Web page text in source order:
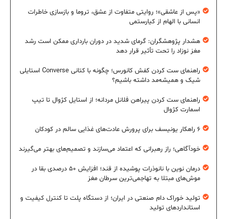
«پس از عاشقی»؛ روایتی متفاوت از عشق، تروما و بازسازی خاطرات
انسانی با الهام از کیارستمی
هشدار پژوهشگران: گرمای شدید در دوران بارداری ممکن است رشد
مغز نوزاد را تحت تأثیر قرار دهد
راهنمای ست کردن کفش کانورس؛ چگونه با کتانی Converse استایلی
شیک و همیشه‌مد داشته باشیم؟
راهنمای ست کردن پیراهن فلانل مردانه؛ از استایل کژوال تا تیپ
اسمارت کژوال
۶ راهکار یونیسف برای پرورش عادت‌های غذایی سالم در کودکان
خودآگاهی؛ راز رهبرانی که اعتماد می‌سازند و تصمیم‌های بهتر می‌گیرند
درمان نوین با نانوذرات پوشیده از قند؛ افزایش ۵۰ درصدی بقا در
موش‌های مبتلا به تهاجمی‌ترین سرطان مغز
تولید خوراک دام صنعتی در ایران؛ از دستگاه پلت تا کنترل کیفیت و
استانداردهای تولید